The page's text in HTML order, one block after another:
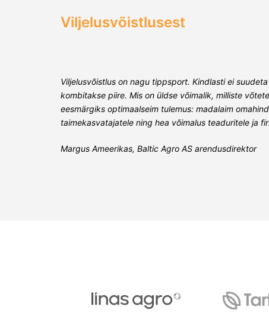
Viljelusvõistlusest
Viljelusvõistlus on nagu tippsport. Kindlasti ei
kombitakse piire. Mis on üldse võimalik, milliste
eesmärgiks optimaalseim tulemus: madalaim
taimekasvatajatele ning hea võimalus teaduritele ja
Margus Ameerikas, Baltic Agro AS arendusdirektor